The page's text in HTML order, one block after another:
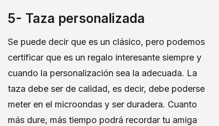
5- Taza personalizada
Se puede decir que es un clásico, pero podemos
certificar que es un regalo interesante siempre y
cuando la personalización sea la adecuada. La
taza debe ser de calidad, es decir, debe poderse
meter en el microondas y ser duradera. Cuanto
más dure, más tiempo podrá recordar tu amiga